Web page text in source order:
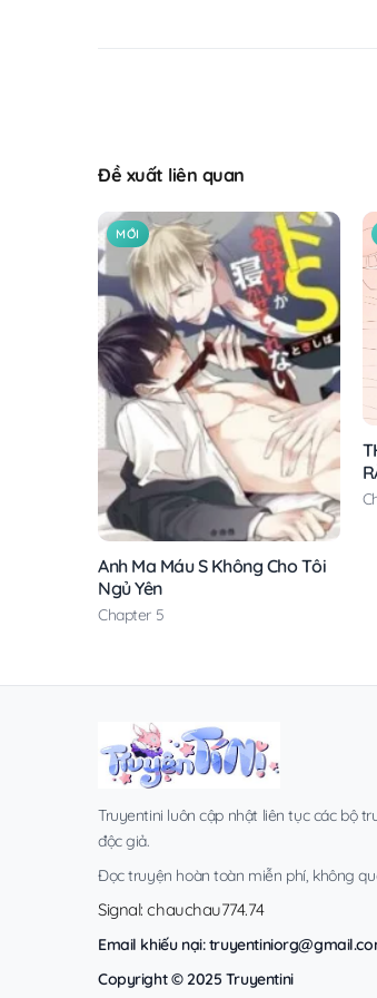
Đề xuất liên quan
MỚI
Anh Ma Máu S Không Cho Tôi
Ngủ Yên
Chapter 5
Truyentini luôn cập nhật liên tục các bộ
độc giả.
Đọc truyện hoàn toàn miễn phí, không
Signal: chauchau774.74
Email khiếu nại:
Copyright © 2025 Truyentini